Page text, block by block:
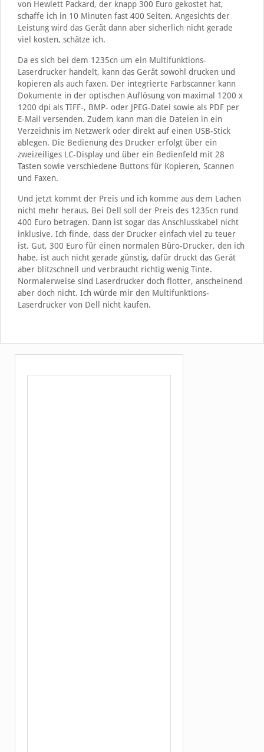
von Hewlett Packard, der knapp 300 Euro gekostet hat,
schaffe ich in 10 Minuten fast 400 Seiten. Angesichts der
Leistung wird das Gerät dann aber sicherlich nicht gerade
viel kosten, schätze ich.
Da es sich bei dem 1235cn um ein Multifunktions-
Laserdrucker handelt, kann das Gerät sowohl drucken und
kopieren als auch faxen. Der integrierte Farbscanner kann
Dokumente in der optischen Auflösung von maximal 1200 x
1200 dpi als TIFF-, BMP- oder JPEG-Datei sowie als PDF per
E-Mail versenden. Zudem kann man die Dateien in ein
Verzeichnis im Netzwerk oder direkt auf einen USB-Stick
ablegen. Die Bedienung des Drucker erfolgt über ein
zweizeiliges LC-Display und über ein Bedienfeld mit 28
Tasten sowie verschiedene Buttons für Kopieren, Scannen
und Faxen.
Und jetzt kommt der Preis und ich komme aus dem Lachen
nicht mehr heraus. Bei Dell soll der Preis des 1235cn rund
400 Euro betragen. Dann ist sogar das Anschlusskabel nicht
inklusive. Ich finde, dass der Drucker einfach viel zu teuer
ist. Gut, 300 Euro für einen normalen Büro-Drucker, den ich
habe, ist auch nicht gerade günstig, dafür druckt das Gerät
aber blitzschnell und verbraucht richtig wenig Tinte.
Normalerweise sind Laserdrucker doch flotter, anscheinend
aber doch nicht. Ich würde mir den Multifunktions-
Laserdrucker von Dell nicht kaufen.